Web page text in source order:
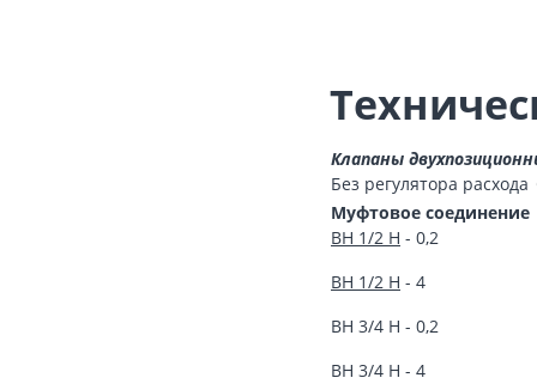
Клапаны
Без регулятора расхода
Муфтовое соединение
ВН 1/2 Н - 0,2
ВН 1/2 Н - 4
ВН 3/4 Н - 0,2
ВН 3/4 Н - 4